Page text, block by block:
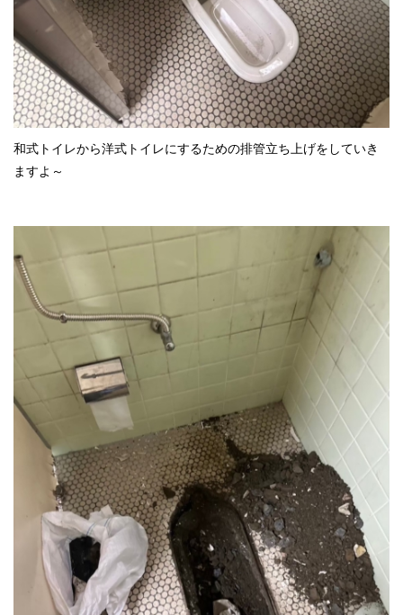
和式トイレから洋式トイレにするための排管立ち上げをしていき
ますよ～